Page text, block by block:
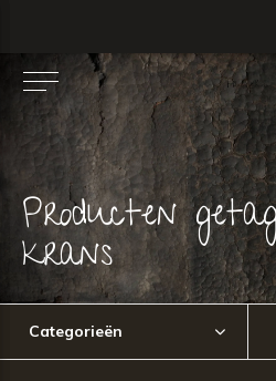
Producten
krans
Categorieën